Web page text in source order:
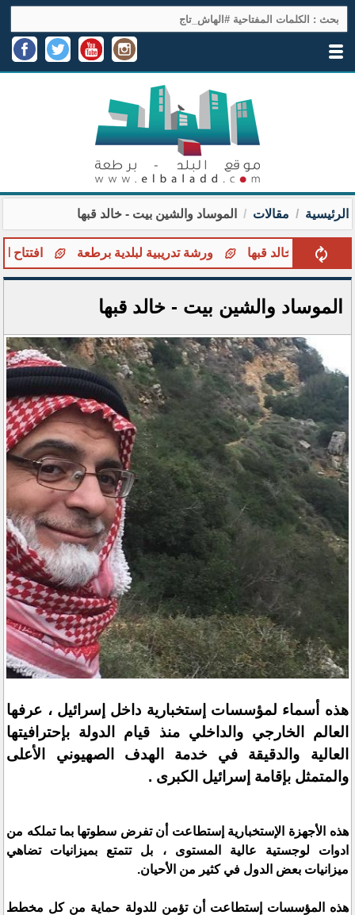
الرئيسية مقالات الموساد والشين بيت - خالد قبها
- خالد قبها ورشة تدريبية لبلدية برطعة افتتاح
الموساد والشين بيت - خالد قبها
هذه أسماء لمؤسسات إستخبارية داخل إسرائيل ، عرفها
العالم الخارجي والداخلي منذ قيام الدولة بإحترافيتها
العالية والدقيقة في خدمة الهدف الصهيوني الأعلى
والمتمثل بإقامة إسرائيل الكبرى .
هذه الأجهزة الإستخبارية إستطاعت أن تفرض سطوتها بما تملكه من
ادوات لوجستية عالية المستوى ، بل تتمتع بميزانيات تضاهي
ميزانيات بعض الدول في كثير من الأحيان.
هذه المؤسسات إستطاعت أن تؤمن للدولة حماية من كل مخطط